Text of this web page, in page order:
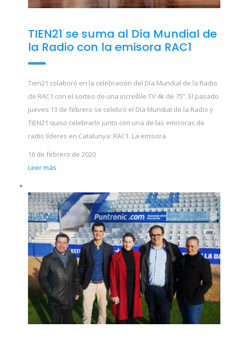
TIEN21 se suma al Día Mundial de
la Radio con la emisora RAC1
Tien21 colaboró en la celebración del Día Mundial de la Radio
de RAC1 con el sorteo de una increíble TV 4k de 75”. El pasado
jueves 13 de febrero se celebró el Día Mundial de la Radio y
TIEN21 quiso celebrarlo junto con una de las emisoras de
radio líderes en Catalunya: RAC1. La emisora
16 de febrero de 2020
Leer más